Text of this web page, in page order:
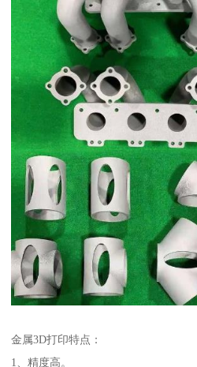
金属3D打印特点：
1、精度高。